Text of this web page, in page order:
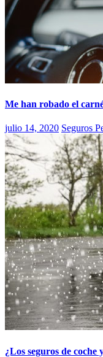
Me han robado el
julio 14, 2020 Seguros
¿Los seguros de